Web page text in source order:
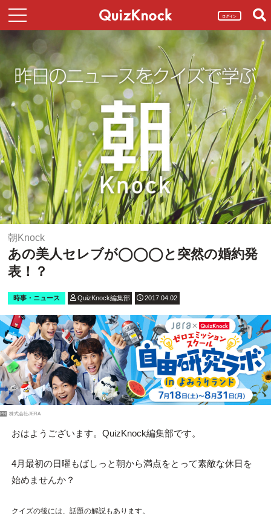
ログイン
朝Knock
あの美人セレブが◯◯◯と突然の婚約発
表！？
時事・ニュース QuizKnock編集部 2017.04.02
PR 株式会社JERA
おはようございます。QuizKnock編集部です。
4月最初の日曜もばしっと朝から満点をとって素敵な休日を
始めませんか？
クイズの後には、話題の解説もあります。